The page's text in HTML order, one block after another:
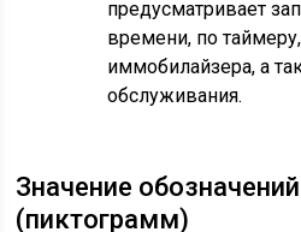
предусматривает
времени, по
иммобилайзера, а
обслуживания.
Значение
(пиктограмм)